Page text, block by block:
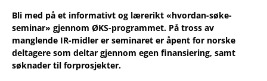
Bli med på et informativt og lærerikt «hvordan-søke-
seminar» gjennom ØKS-programmet. På tross av
manglende IR-midler er seminaret er åpent for norske
deltagere som deltar gjennom egen finansiering, samt
søknader til forprosjekter.